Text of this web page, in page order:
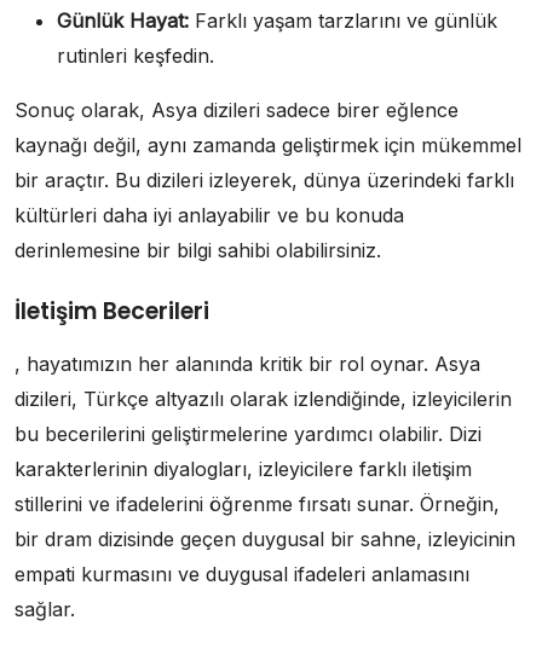
Günlük Hayat: Farklı yaşam tarzlarını ve günlük
rutinleri keşfedin.
Sonuç olarak, Asya dizileri sadece birer eğlence
kaynağı değil, aynı zamanda geliştirmek için mükemmel
bir araçtır. Bu dizileri izleyerek, dünya üzerindeki farklı
kültürleri daha iyi anlayabilir ve bu konuda
derinlemesine bir bilgi sahibi olabilirsiniz.
İletişim Becerileri
, hayatımızın her alanında kritik bir rol oynar. Asya
dizileri, Türkçe altyazılı olarak izlendiğinde, izleyicilerin
bu becerilerini geliştirmelerine yardımcı olabilir. Dizi
karakterlerinin diyalogları, izleyicilere farklı iletişim
stillerini ve ifadelerini öğrenme fırsatı sunar. Örneğin,
bir dram dizisinde geçen duygusal bir sahne, izleyicinin
empati kurmasını ve duygusal ifadeleri anlamasını
sağlar.